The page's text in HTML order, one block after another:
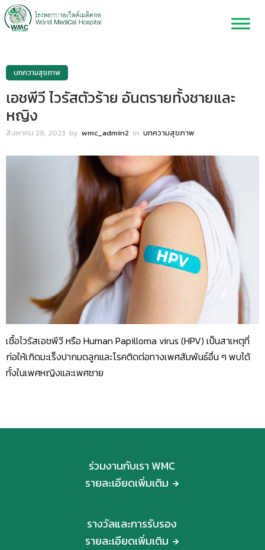
บทความสุขภาพ
เอชพีวี ไวรัสตัวร้าย อันตรายทั้งชายและ
หญิง
สิงหาคม 29, 2023 by wmc_admin2 in บทความสุขภาพ
เชื้อไวรัสเอชพีวี หรือ Human Papilloma virus (HPV) เป็นสาเหตุที่
ก่อให้เกิดมะเร็งปากมดลูกและโรคติดต่อทางเพศสัมพันธ์อื่น ๆ พบได้
ทั้งในเพศหญิงและเพศชาย
ร่วมงานกับเรา WMC
รายละเอียดเพิ่มเติม
รางวัลและการรับรอง
รายละเอียดเพิ่มเติม